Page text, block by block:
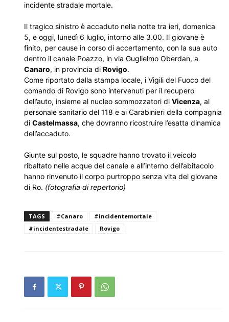
incidente stradale mortale.
Il tragico sinistro è accaduto nella notte tra ieri, domenica
5, e oggi, lunedì 6 luglio, intorno alle 3.00. Il giovane è
finito, per cause in corso di accertamento, con la sua auto
dentro il canale Poazzo, in via Guglielmo Oberdan, a
Canaro, in provincia di Rovigo.
Come riportato dalla stampa locale, i Vigili del Fuoco del
comando di Rovigo sono intervenuti per il recupero
dell’auto, insieme al nucleo sommozzatori di Vicenza, al
personale sanitario del 118 e ai Carabinieri della compagnia
di Castelmassa, che dovranno ricostruire l’esatta dinamica
dell’accaduto.
Giunte sul posto, le squadre hanno trovato il veicolo
ribaltato nelle acque del canale e all’interno dell’abitacolo
hanno rinvenuto il corpo purtroppo senza vita del giovane
di Ro. (fotografia di repertorio)
TAGS #Canaro
#incidentemortale
#incidentestradale
Rovigo